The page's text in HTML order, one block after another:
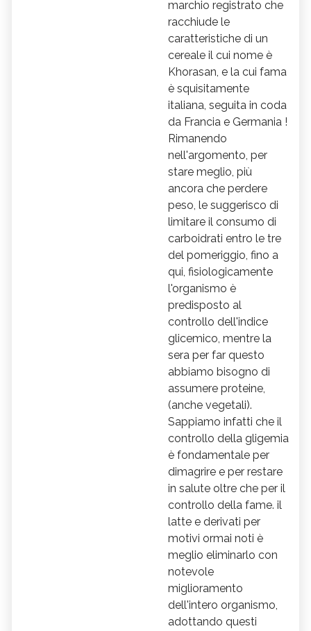
marchio registrato che
racchiude le
caratteristiche di un
cereale il cui nome è
Khorasan, e la cui fama
è squisitamente
italiana, seguita in coda
da Francia e Germania !
Rimanendo
nell'argomento, per
stare meglio, più
ancora che perdere
peso, le suggerisco di
limitare il consumo di
carboidrati entro le tre
del pomeriggio, fino a
qui, fisiologicamente
l'organismo è
predisposto al
controllo dell'indice
glicemico, mentre la
sera per far questo
abbiamo bisogno di
assumere proteine,
(anche vegetali).
Sappiamo infatti che il
controllo della gligemia
è fondamentale per
dimagrire e per restare
in salute oltre che per il
controllo della fame. il
latte e derivati per
motivi ormai noti è
meglio eliminarlo con
notevole
miglioramento
dell'intero organismo,
adottando questi